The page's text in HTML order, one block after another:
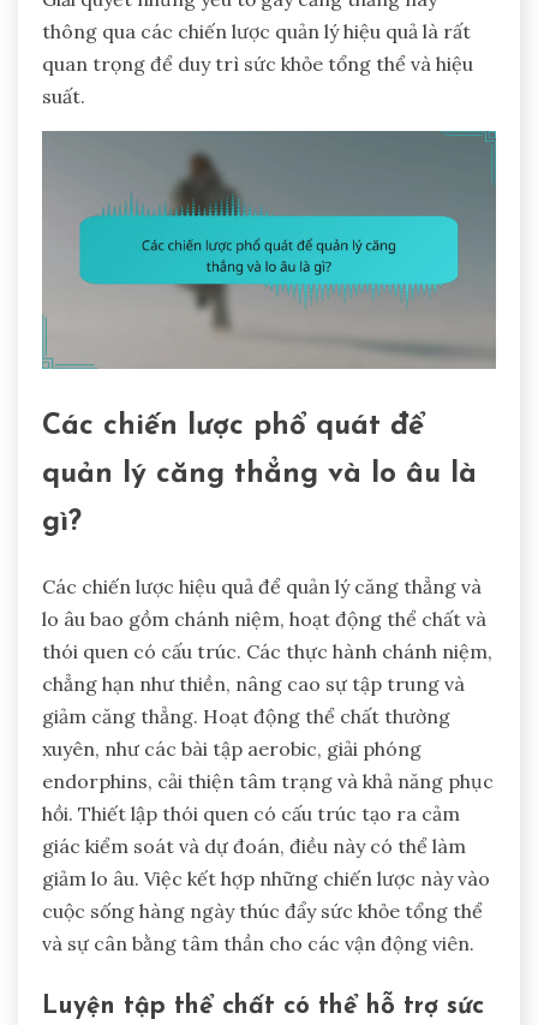
thông qua các chiến lược quản lý hiệu quả là rất
quan trọng để duy trì sức khỏe tổng thể và hiệu
suất.
Các chiến lược phổ quát để
quản lý căng thẳng và lo âu là
gì?
Các chiến lược hiệu quả để quản lý căng thẳng và
lo âu bao gồm chánh niệm, hoạt động thể chất và
thói quen có cấu trúc. Các thực hành chánh niệm,
chẳng hạn như thiền, nâng cao sự tập trung và
giảm căng thẳng. Hoạt động thể chất thường
xuyên, như các bài tập aerobic, giải phóng
endorphins, cải thiện tâm trạng và khả năng phục
hồi. Thiết lập thói quen có cấu trúc tạo ra cảm
giác kiểm soát và dự đoán, điều này có thể làm
giảm lo âu. Việc kết hợp những chiến lược này vào
cuộc sống hàng ngày thúc đẩy sức khỏe tổng thể
và sự cân bằng tâm thần cho các vận động viên.
Luyện tập thể chất có thể hỗ trợ sức